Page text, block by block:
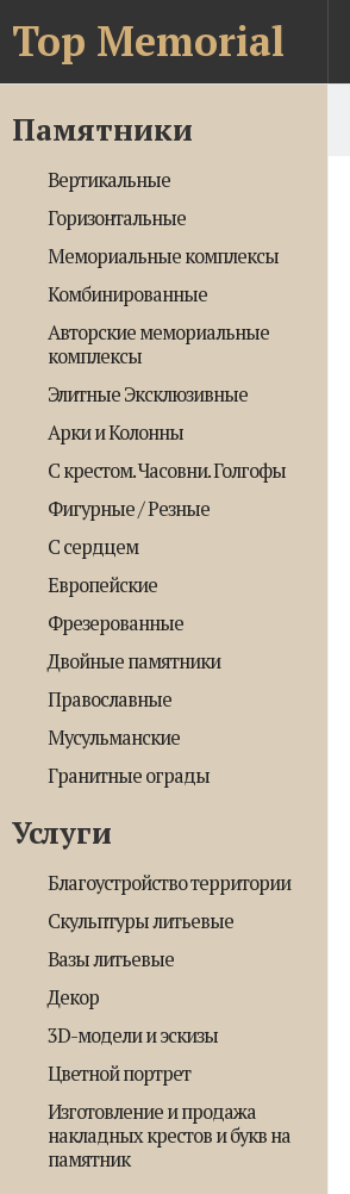
Top Memorial
Памятники
Вертикальные
Горизонтальные
Мемориальные комплексы
Комбинированные
Авторские мемориальные
комплексы
Элитные Эксклюзивные
Арки и Колонны
С крестом. Часовни. Голгофы
Фигурные / Резные
С сердцем
Европейские
Фрезерованные
Двойные памятники
Православные
Мусульманские
Гранитные ограды
Услуги
Благоустройство территории
Скульптуры литьевые
Вазы литьевые
Декор
3D-модели и эскизы
Цветной портрет
Изготовление и продажа
накладных крестов и букв на
памятник